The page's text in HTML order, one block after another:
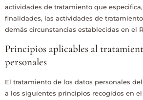
actividades de tratamiento que
finalidades, las actividades de
demás circunstancias establecidas en el
Principios aplicables al
personales
El tratamiento de los datos personales
a los siguientes principios recogidos en el